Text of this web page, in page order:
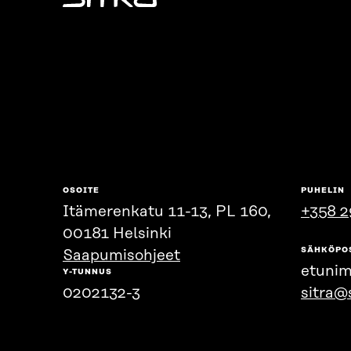
Sitra
OSOITE
Itämerenkatu 11-13, PL 160,
00181 Helsinki
Saapumisohjeet
Y-TUNNUS
0202132-3
PUHELIN
+358